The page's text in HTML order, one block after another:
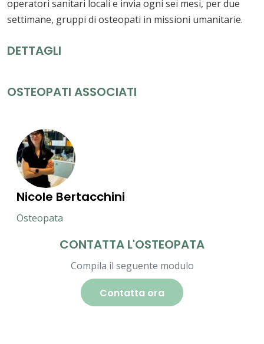
operatori sanitari locali e invia ogni sei mesi, per due
settimane, gruppi di osteopati in missioni umanitarie.
DETTAGLI
OSTEOPATI ASSOCIATI
Nicole Bertacchini
Osteopata
CONTATTA L'OSTEOPATA
Compila il seguente modulo
Contatta ora